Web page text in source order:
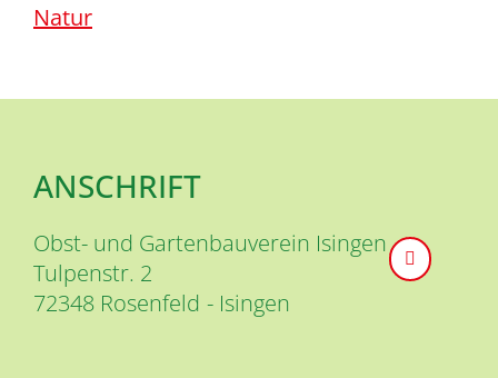
Natur
ANSCHRIFT
Obst- und Gartenbauverein Isingen
Isingen
Tulpenstr. 2
72348 Rosenfeld